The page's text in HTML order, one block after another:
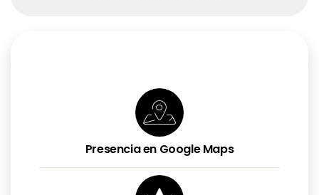
Presencia en Google Maps